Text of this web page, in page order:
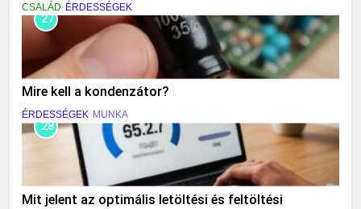
CSALÁD ÉRDESSÉGEK
27
Mire kell a kondenzátor?
ÉRDESSÉGEK MUNKA
28
Mit jelent az optimális letöltési és feltöltési